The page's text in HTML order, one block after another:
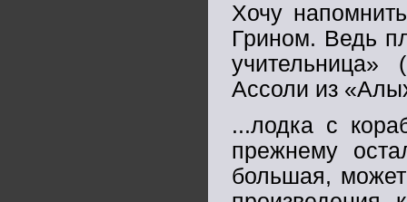
Хочу
Грином. Ведь
учительница»
Ассоли из
...лодка с
прежнему
большая,